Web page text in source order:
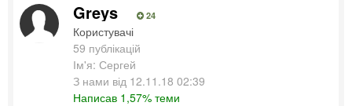
Greys 24
Користувачі
59 публікацій
Ім'я: Сергей
З нами від 12.11.18 02:39
Написав 1,57% теми